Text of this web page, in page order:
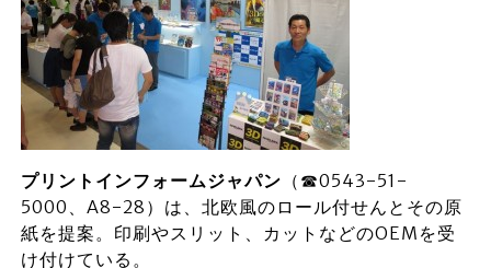
プリントインフォームジャパン （☎0543-51-
5000、A8-28）は、北欧風のロール付せんとその原
紙を提案。印刷やスリット、カットなどのOEMを受
け付けている。